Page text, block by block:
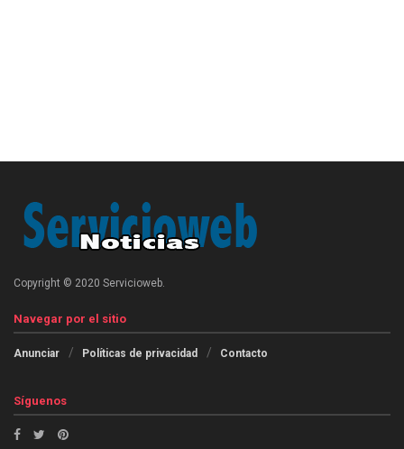
Copyright © 2020 Servicioweb.
Navegar por el sitio
Anunciar Políticas de privacidad Contacto
Síguenos